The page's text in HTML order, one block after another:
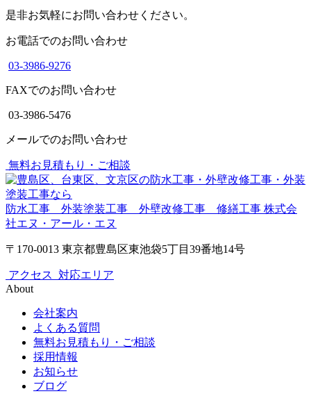
是非お気軽にお問い合わせください。
お電話でのお問い合わせ
03-3986-9276
FAXでのお問い合わせ
03-3986-5476
メールでのお問い合わせ
無料お見積もり・ご相談
防水工事 外装塗装工事 外壁改修工事 修繕工事 株式会
社エヌ・アール・エヌ
〒170-0013 東京都豊島区東池袋5丁目39番地14号
アクセス 対応エリア
About
会社案内
よくある質問
無料お見積もり・ご相談
採用情報
お知らせ
ブログ